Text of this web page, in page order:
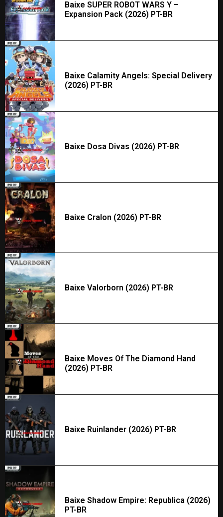
Baixe SUPER ROBOT WARS Y –
Expansion Pack (2026) PT-BR
Baixe Calamity Angels: Special Delivery
(2026) PT-BR
Baixe Dosa Divas (2026) PT-BR
Baixe Cralon (2026) PT-BR
Baixe Valorborn (2026) PT-BR
Baixe Moves Of The Diamond Hand
(2026) PT-BR
Baixe Ruinlander (2026) PT-BR
Baixe Shadow Empire: Republica (2026)
PT-BR